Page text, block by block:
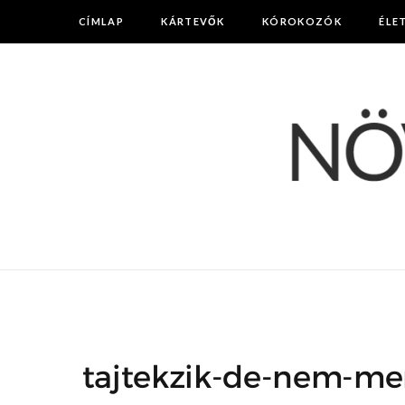
CÍMLAP KÁRTEVŐK KÓROKOZÓK
tajtekzik-de-nem-